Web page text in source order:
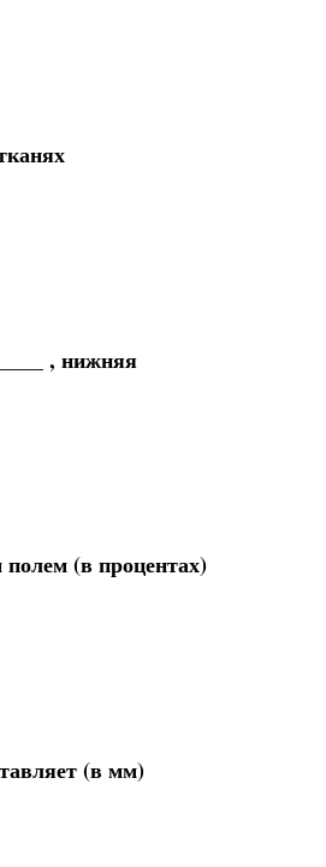
, нижняя
(в процентах)
(в мм)